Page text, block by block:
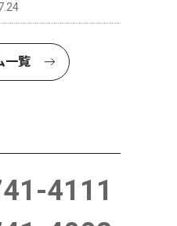
2026.07.24
川さん来
一覧
4111